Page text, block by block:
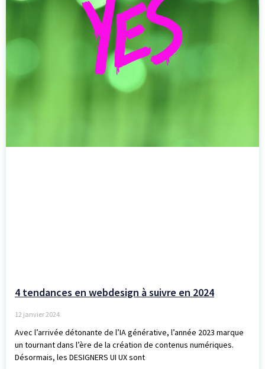
4 tendances en webdesign à suivre en 2024
12 janvier 2024
Avec l’arrivée détonante de l’IA générative, l’année 2023 marque
un tournant dans l’ère de la création de contenus numériques.
Désormais, les DESIGNERS UI UX sont